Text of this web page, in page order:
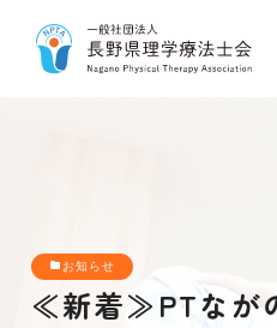
お知らせ
≪新着≫PTなが